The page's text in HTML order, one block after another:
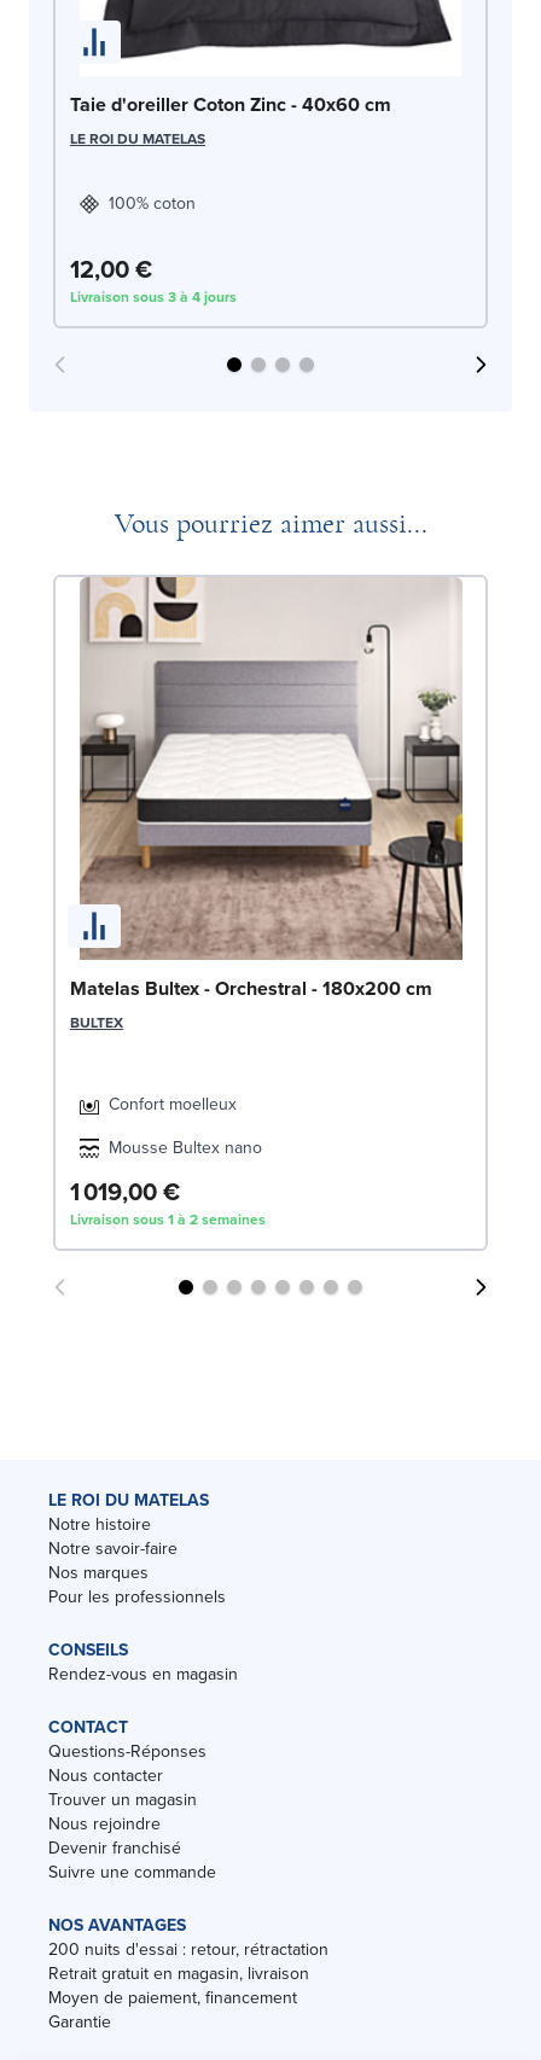
Taie d'oreiller Coton Zinc - 40x60 cm
LE ROI DU MATELAS
100% coton
12,00 €
Livraison sous 3 à 4 jours
Vous pourriez aimer aussi...
Matelas Bultex - Orchestral - 180x200 cm
BULTEX
Confort moelleux
Mousse Bultex nano
1 019,00 €
Livraison sous 1 à 2 semaines
LE ROI DU MATELAS
Notre histoire
Notre savoir-faire
Nos marques
Pour les professionnels
CONSEILS
Rendez-vous en magasin
CONTACT
Questions-Réponses
Nous contacter
Trouver un magasin
Nous rejoindre
Devenir franchisé
Suivre une commande
NOS AVANTAGES
200 nuits d'essai : retour, rétractation
Retrait gratuit en magasin, livraison
Moyen de paiement, financement
Garantie